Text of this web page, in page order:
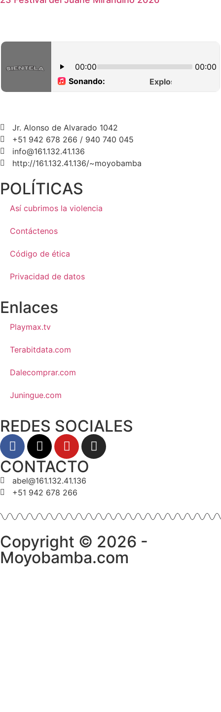
Jr. Alonso de Alvarado 1042
+51 942 678 266 / 940 740 045
info@161.132.41.136
http://161.132.41.136/~moyobamba
POLÍTICAS
Así cubrimos la violencia
Contáctenos
Código de ética
Privacidad de datos
Enlaces
Playmax.tv
Terabitdata.com
Dalecomprar.com
Juningue.com
REDES SOCIALES
CONTACTO
abel@161.132.41.136
+51 942 678 266
Copyright © 2026 -
Moyobamba.com